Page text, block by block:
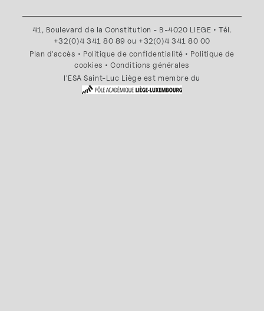
41, Boulevard de la Constitution - B-4020 LIEGE • Tél.
+32(0)4 341 80 89 ou +32(0)4 341 80 00
Plan d'accès • Politique de confidentialité • Politique de
cookies •Conditions générales
l'ESA Saint-Luc Liège est membre du